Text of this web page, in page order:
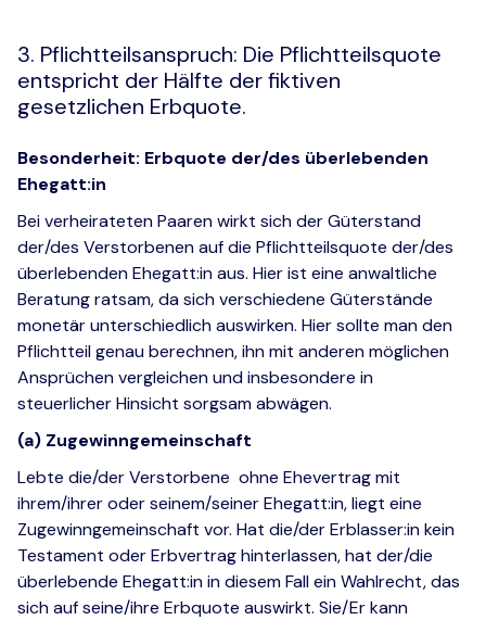
3. Pflichtteilsanspruch: Die Pflichtteilsquote
entspricht der Hälfte der fiktiven
gesetzlichen Erbquote.
Besonderheit: Erbquote der/des überlebenden
Ehegatt:in
Bei verheirateten Paaren wirkt sich der Güterstand
der/des Verstorbenen auf die Pflichtteilsquote der/des
überlebenden Ehegatt:in aus. Hier ist eine anwaltliche
Beratung ratsam, da sich verschiedene Güterstände
monetär unterschiedlich auswirken. Hier sollte man den
Pflichtteil genau berechnen, ihn mit anderen möglichen
Ansprüchen vergleichen und insbesondere in
steuerlicher Hinsicht sorgsam abwägen.
(a) Zugewinngemeinschaft
Lebte die/der Verstorbene ohne Ehevertrag mit
ihrem/ihrer oder seinem/seiner Ehegatt:in, liegt eine
Zugewinngemeinschaft vor. Hat die/der Erblasser:in kein
Testament oder Erbvertrag hinterlassen, hat der/die
überlebende Ehegatt:in in diesem Fall ein Wahlrecht, das
sich auf seine/ihre Erbquote auswirkt. Sie/Er kann